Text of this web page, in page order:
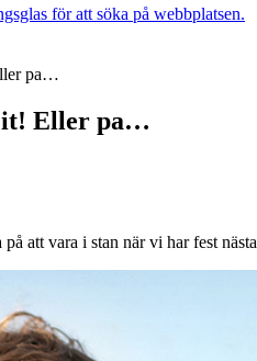
pa…
it! Eller pa…
att vara i stan när vi har fest